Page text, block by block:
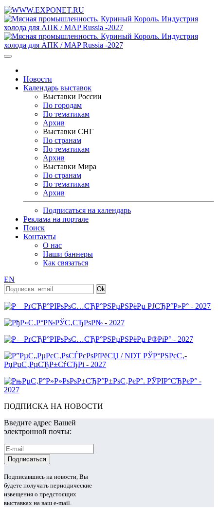
Новости
Календарь выставок
Выставки России
По городам
По тематикам
Архив
Выставки СНГ
По странам
По тематикам
Архив
Выставки Мира
По странам
По тематикам
Архив
Подписаться на календарь
Реклама на портале
Поиск
Контакты
О нас
Наши баннеры
Как связаться
EN
ПОДПИСКА НА НОВОСТИ
Введите адрес Вашей
электронной почты:
Подписавшись на новости, Вы
будете получать периодические
извещения о предстоящих
выставках на ваш e-mail.